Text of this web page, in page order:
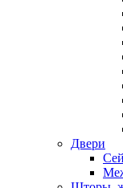
Двери